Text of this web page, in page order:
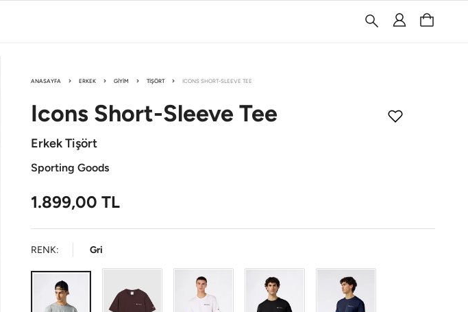
ANASAYFA ERKEK GIYIM TIŞÖRT ICONS SHORT-SLEEVE TEE
Icons Short-Sleeve Tee
Erkek Tişört
Sporting Goods
1.899,00 TL
RENK: Gri